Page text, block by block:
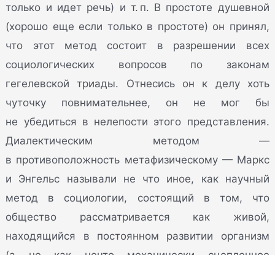
только и идет речь) и т. п. В простоте душевной
(хорошо еще если только в простоте) он принял,
что этот метод состоит в разрешении всех
социологических вопросов по законам
гегелевской триады. Отнесись он к делу хоть
чуточку повнимательнее, он не мог бы
не убедиться в нелепости этого представления.
Диалектическим методом —
в противоположность метафизическому — Маркс
и Энгельс называли не что иное, как научный
метод в социологии, состоящий в том, что
общество рассматривается как живой,
находящийся в постоянном развитии организм